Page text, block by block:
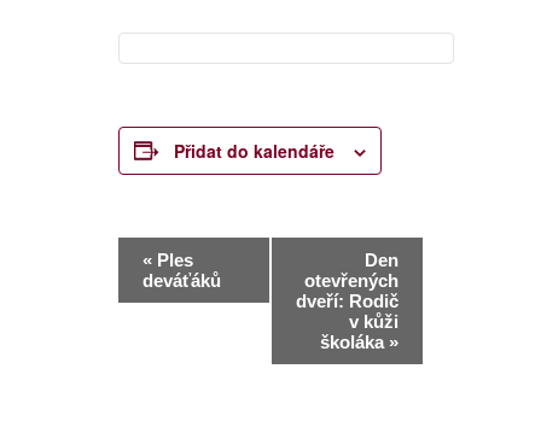
Přidat do kalendáře
Navigace
pro
« Ples
deváťáků
Den
otevřených
dveří: Rodič
v kůži
školáka »